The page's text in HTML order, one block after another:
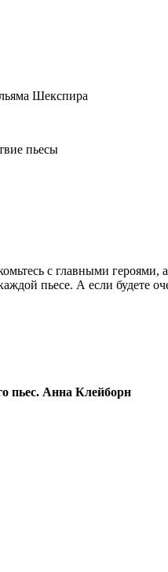
Шекспира
пьесы
с главными
пьесе. А если будете
пьес. Анна Клейборн